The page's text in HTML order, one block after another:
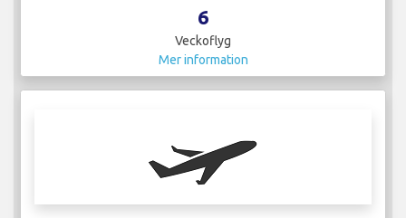
6
Veckoflyg
Mer information